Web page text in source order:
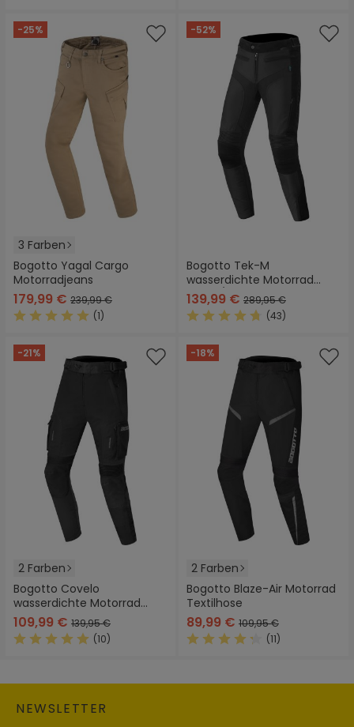
-25%
3 Farben
Bogotto Yagal Cargo
Motorradjeans
179,99 € 239,99 €
(1)
-52%
Bogotto Tek-M
wasserdichte Motorrad
Leder / Textilhose
139,99 € 289,95 €
(43)
-21%
2 Farben
Bogotto Covelo
wasserdichte Motorrad
Textilhose
109,99 € 139,95 €
(10)
-18%
2 Farben
Bogotto Blaze-Air Motorrad
Textilhose
89,99 € 109,95 €
(11)
NEWSLETTER